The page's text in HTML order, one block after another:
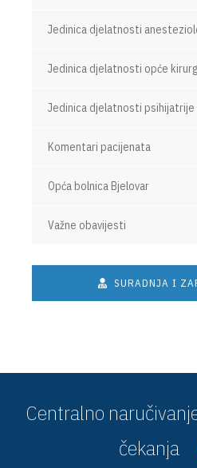
Jedinica djelatnosti
Jedinica djelatnosti opće
Jedinica djelatnosti psihijatrije
Komentari pacijenata
Opća bolnica Bjelovar
Važne obavijesti
SURADNJA I
Centralno
čekanja